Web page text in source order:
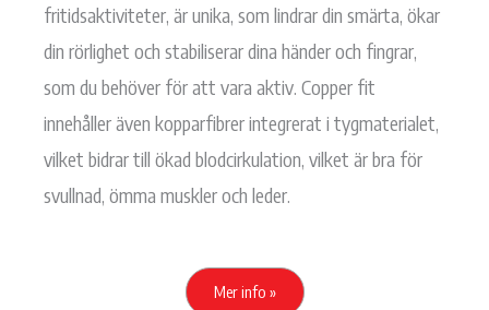
fritidsaktiviteter, är unika, som lindrar din smärta, ökar
din rörlighet och stabiliserar dina händer och fingrar,
som du behöver för att vara aktiv. Copper fit
innehåller även kopparfibrer integrerat i tygmaterialet,
vilket bidrar till ökad blodcirkulation, vilket är bra för
svullnad, ömma muskler och leder.
Mer info »